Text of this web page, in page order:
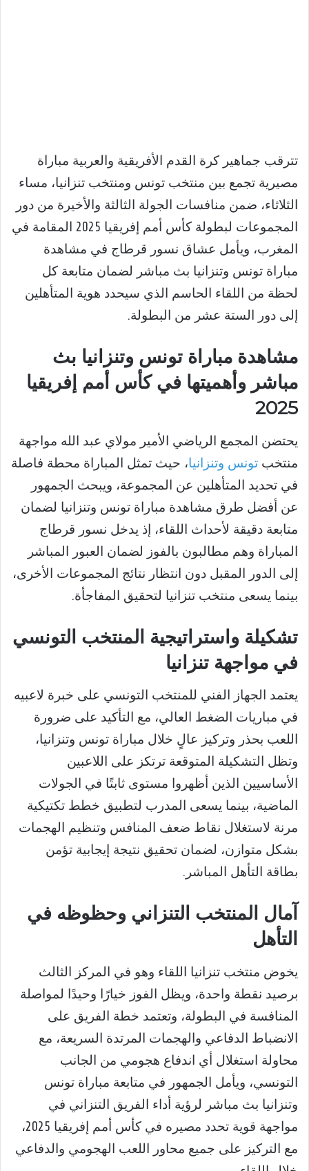
تترقب جماهير كرة القدم الأفريقية والعربية مباراة
مصيرية تجمع بين منتخب تونس ومنتخب تنزانيا، مساء
الثلاثاء، ضمن منافسات الجولة الثالثة والأخيرة من دور
المجموعات لبطولة كأس أمم إفريقيا 2025 المقامة في
المغرب، ويأمل عشاق نسور قرطاج في مشاهدة
مباراة تونس وتنزانيا بث مباشر لضمان متابعة كل
لحظة من اللقاء الحاسم الذي سيحدد هوية المتأهلين
إلى دور الستة عشر من البطولة.
مشاهدة مباراة تونس وتنزانيا بث
مباشر وأهميتها في كأس أمم إفريقيا
2025
يحتضن المجمع الرياضي الأمير مولاي عبد الله مواجهة
منتخب تونس وتنزانيا، حيث تمثل المباراة محطة فاصلة
في تحديد المتأهلين عن المجموعة، ويبحث الجمهور
عن أفضل طرق مشاهدة مباراة تونس وتنزانيا لضمان
متابعة دقيقة لأحداث اللقاء، إذ يدخل نسور قرطاج
المباراة وهم مطالبون بالفوز لضمان العبور المباشر
إلى الدور المقبل دون انتظار نتائج المجموعات الأخرى،
بينما يسعى منتخب تنزانيا لتحقيق المفاجأة.
تشكيلة واستراتيجية المنتخب التونسي
في مواجهة تنزانيا
يعتمد الجهاز الفني للمنتخب التونسي على خبرة لاعبيه
في مباريات الضغط العالي، مع التأكيد على ضرورة
اللعب بحذر وتركيز عالٍ خلال مباراة تونس وتنزانيا،
وتظل التشكيلة المتوقعة ترتكز على اللاعبين
الأساسيين الذين أظهروا مستوى ثابتًا في الجولات
الماضية، بينما يسعى المدرب لتطبيق خطط تكتيكية
مرنة لاستغلال نقاط ضعف المنافس وتنظيم الهجمات
بشكل متوازن، لضمان تحقيق نتيجة إيجابية تؤمن
بطاقة التأهل المباشر.
آمال المنتخب التنزاني وحظوظه في
التأهل
يخوض منتخب تنزانيا اللقاء وهو في المركز الثالث
برصيد نقطة واحدة، ويظل الفوز خيارًا وحيدًا لمواصلة
المنافسة في البطولة، وتعتمد خطة الفريق على
الانضباط الدفاعي والهجمات المرتدة السريعة، مع
محاولة استغلال أي اندفاع هجومي من الجانب
التونسي، ويأمل الجمهور في متابعة مباراة تونس
وتنزانيا بث مباشر لرؤية أداء الفريق التنزاني في
مواجهة قوية تحدد مصيره في كأس أمم إفريقيا 2025،
مع التركيز على جميع محاور اللعب الهجومي والدفاعي